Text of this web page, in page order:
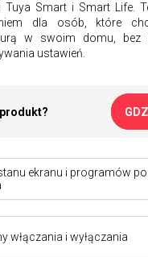
Tuya Smart i Smart Life.
dla osób, które
w swoim domu, bez
ustawień.
ekranu i programów
włączania i wyłączania